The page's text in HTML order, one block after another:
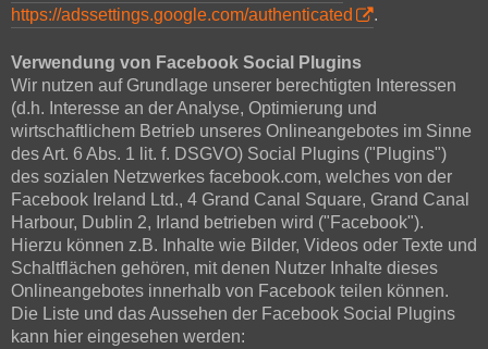
https://adssettings.google.com/authenticated
.
Verwendung von Facebook Social Plugins
Wir nutzen auf Grundlage unserer berechtigten Interessen
(d.h. Interesse an der Analyse, Optimierung und
wirtschaftlichem Betrieb unseres Onlineangebotes im Sinne
des Art. 6 Abs. 1 lit. f. DSGVO) Social Plugins ("Plugins")
des sozialen Netzwerkes facebook.com, welches von der
Facebook Ireland Ltd., 4 Grand Canal Square, Grand Canal
Harbour, Dublin 2, Irland betrieben wird ("Facebook").
Hierzu können z.B. Inhalte wie Bilder, Videos oder Texte und
Schaltflächen gehören, mit denen Nutzer Inhalte dieses
Onlineangebotes innerhalb von Facebook teilen können.
Die Liste und das Aussehen der Facebook Social Plugins
kann hier eingesehen werden: